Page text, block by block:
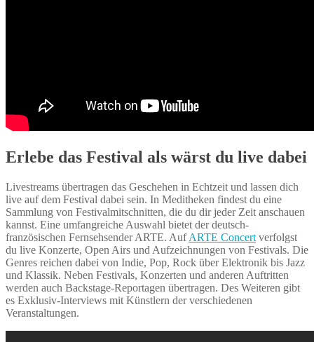
Erlebe das Festival als wärst du live dabei
Livestreams übertragen das Geschehen in Echtzeit und lassen dich
live auf dem Festival dabei sein. In Meditheken findest du eine
Sammlung von Festivalmitschnitten, die du dir jeder Zeit anschauen
kannst. Eine umfangreiche Auswahl bietet der deutsch-
französischen Fernsehsender ARTE. AufARTE Concert verfolgst
du live Konzerte, Open Airs und Aufzeichnungen von Festivals. Die
Genres reichen dabei von Indie, Pop, Rock über Elektronik bis Jazz
und Klassik. Neben Festivals, Konzerten und anderen Auftritten
werden auch Backstage-Reportagen übertragen. Des Weiteren gibt
es Exklusiv-Interviews mit Künstlern der verschiedenen
Veranstaltungen.